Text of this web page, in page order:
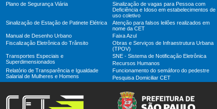
Plano de Segurança Viária
Sinalização de vagas para Pessoa com
Deficiência e Idoso em estabelecimentos de
uso coletivo
Sinalização de Estação de Patinete Elétrica
Atenção para falsos leilões realizados em
nome da CET
Manual de Desenho Urbano
Faixa Azul
Fiscalização Eletrônica do Trânsito
Obras e Serviços de Infraestrutura Urbana
(TPOV)
Transportes Especiais e
Superdimensionados
SNE - Sistema de Notificação Eletrônica
Recursos Humanos
Relatório de Transparência e Igualdade
Salarial de Mulheres e Homens
Funcionamento do semáforo do pedestre
Pesquisa Domiciliar CET